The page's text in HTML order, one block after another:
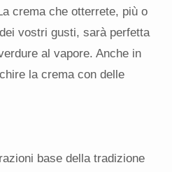
crema che otterrete, più o
vostri gusti, sarà perfetta
al vapore. Anche in
la crema con delle
base della tradizione